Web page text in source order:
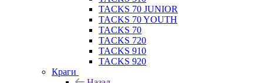
TACKS 70 JUNIOR
TACKS 70 YOUTH
TACKS 70
TACKS 720
TACKS 910
TACKS 920
Краги